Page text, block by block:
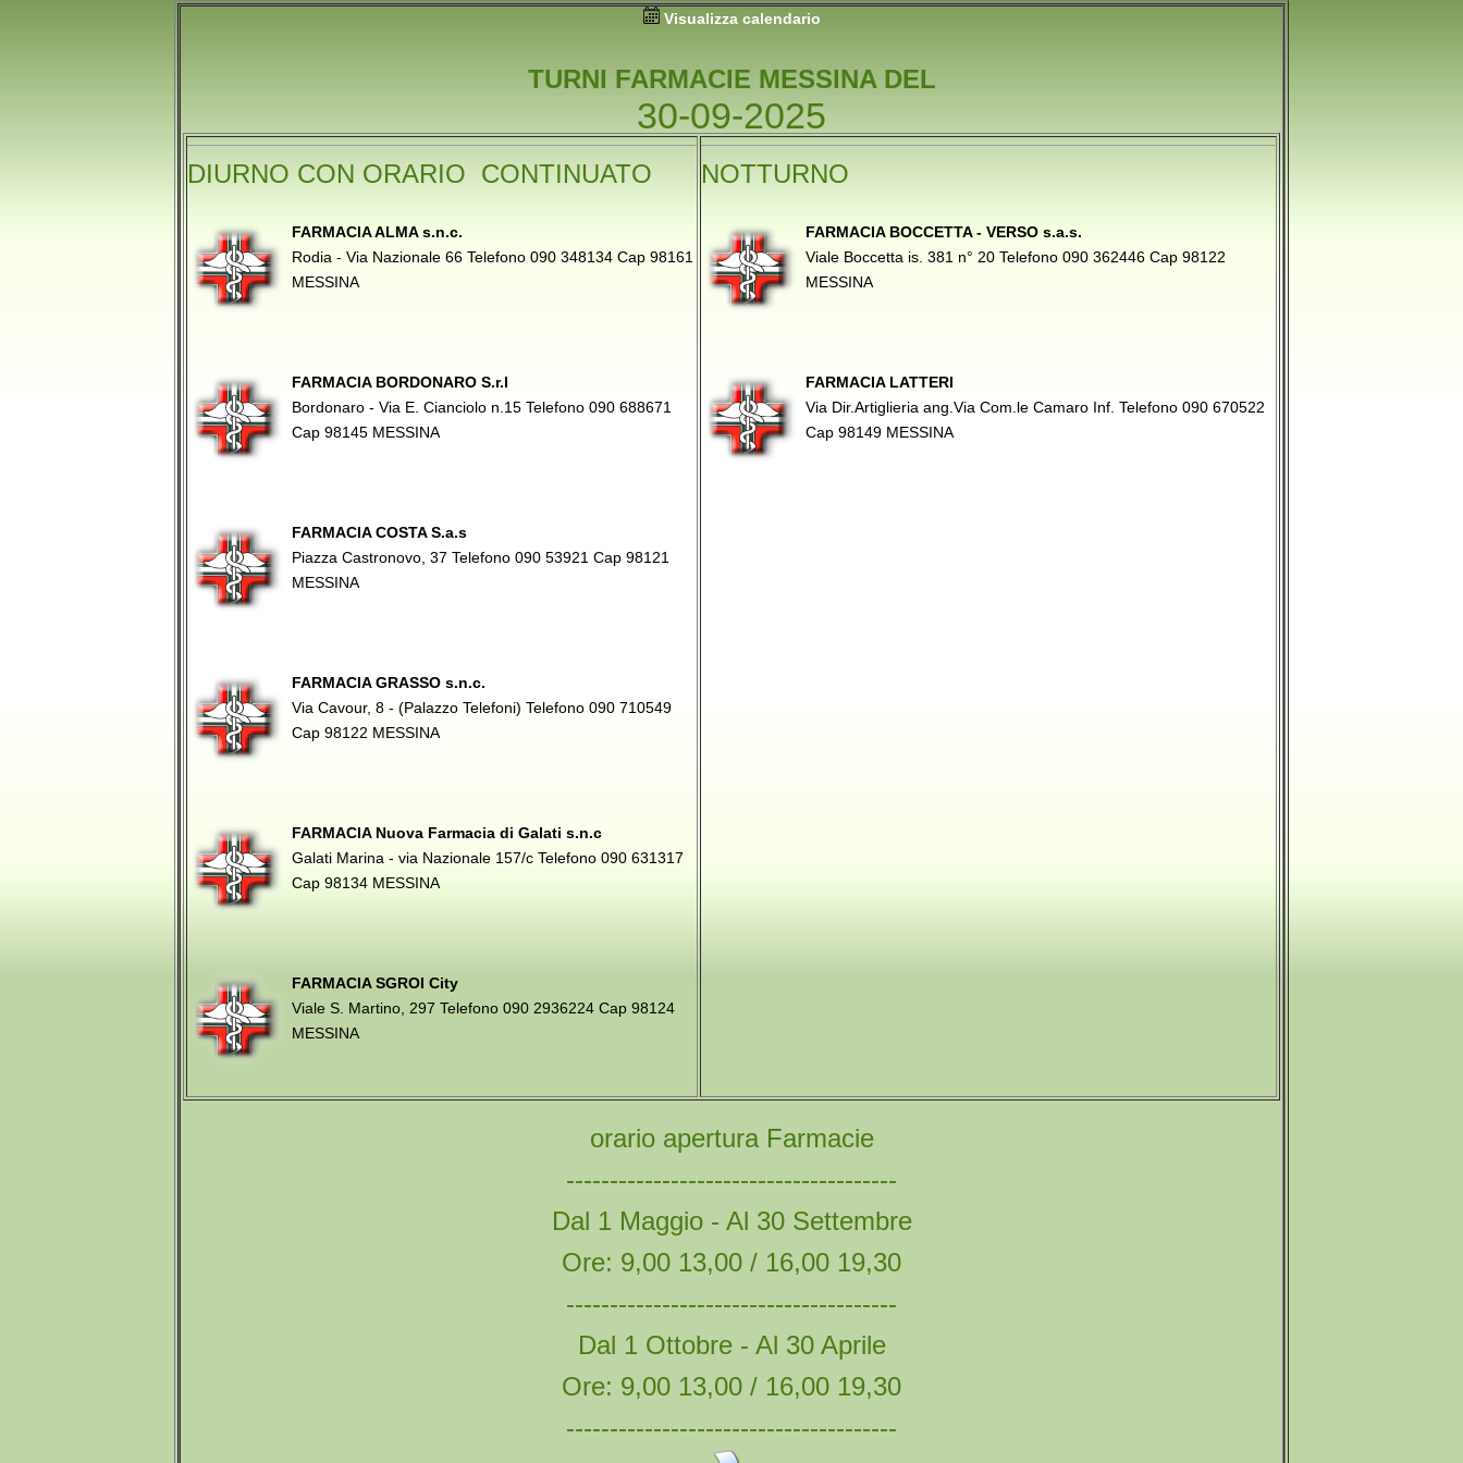
Visualizza calendario
TURNI FARMACIE MESSINA DEL
30-09-2025
DIURNO CON ORARIO CONTINUATO
FARMACIA ALMA s.n.c.
Rodia - Via Nazionale 66 Telefono 090 348134 Cap 98161
MESSINA
FARMACIA BORDONARO S.r.l
Bordonaro - Via E. Cianciolo n.15 Telefono 090 688671
Cap 98145 MESSINA
FARMACIA COSTA S.a.s
Piazza Castronovo, 37 Telefono 090 53921 Cap 98121
MESSINA
FARMACIA GRASSO s.n.c.
Via Cavour, 8 - (Palazzo Telefoni) Telefono 090 710549
Cap 98122 MESSINA
FARMACIA Nuova Farmacia di Galati s.n.c
Galati Marina - via Nazionale 157/c Telefono 090 631317
Cap 98134 MESSINA
FARMACIA SGROI City
Viale S. Martino, 297 Telefono 090 2936224 Cap 98124
MESSINA
NOTTURNO
FARMACIA BOCCETTA - VERSO s.a.s.
Viale Boccetta is. 381 n° 20 Telefono 090 362446 Cap 98122
MESSINA
FARMACIA LATTERI
Via Dir.Artiglieria ang.Via Com.le Camaro Inf. Telefono 090 670522
Cap 98149 MESSINA
orario apertura Farmacie
--------------------------------------
Dal 1 Maggio - Al 30 Settembre
Ore: 9,00 13,00 / 16,00 19,30
--------------------------------------
Dal 1 Ottobre - Al 30 Aprile
Ore: 9,00 13,00 / 16,00 19,30
--------------------------------------